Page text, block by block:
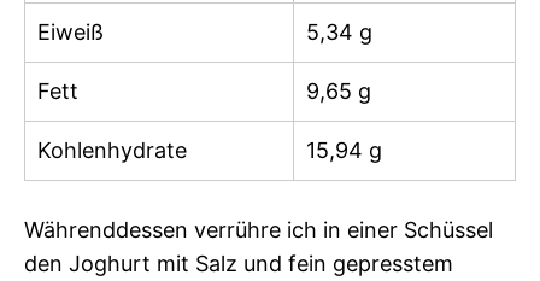
Eiweiß 5,34 g
Fett 9,65 g
Kohlenhydrate 15,94 g
Währenddessen verrühre ich in einer Schüssel
den Joghurt mit Salz und fein gepresstem